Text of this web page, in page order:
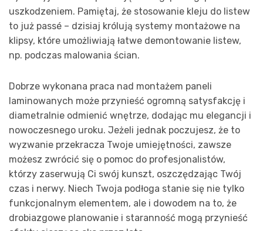
uszkodzeniem. Pamiętaj, że stosowanie kleju do listew
to już passé – dzisiaj królują systemy montażowe na
klipsy, które umożliwiają łatwe demontowanie listew,
np. podczas malowania ścian.
Dobrze wykonana praca nad montażem paneli
laminowanych może przynieść ogromną satysfakcję i
diametralnie odmienić wnętrze, dodając mu elegancji i
nowoczesnego uroku. Jeżeli jednak poczujesz, że to
wyzwanie przekracza Twoje umiejętności, zawsze
możesz zwrócić się o pomoc do profesjonalistów,
którzy zaserwują Ci swój kunszt, oszczędzając Twój
czas i nerwy. Niech Twoja podłoga stanie się nie tylko
funkcjonalnym elementem, ale i dowodem na to, że
drobiazgowe planowanie i staranność mogą przynieść